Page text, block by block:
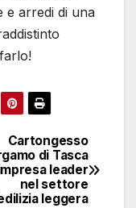
e arredi di una
Cartongesso
di Tasca
leader
nel settore
leggera